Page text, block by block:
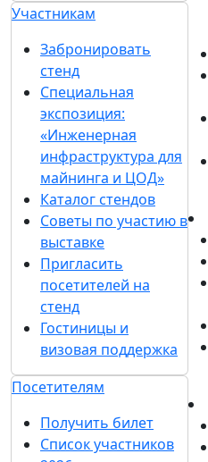
Участникам
Забронировать
стенд
Специальная
экспозиция:
«Инженерная
инфраструктура для
майнинга и ЦОД»
Каталог стендов
Советы по участию в
выставке
Пригласить
посетителей на
стенд
Гостиницы и
визовая поддержка
Посетителям
Получить билет
Список участников